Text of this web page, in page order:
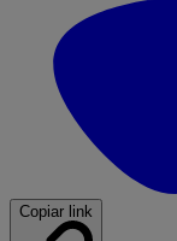
Copiar link